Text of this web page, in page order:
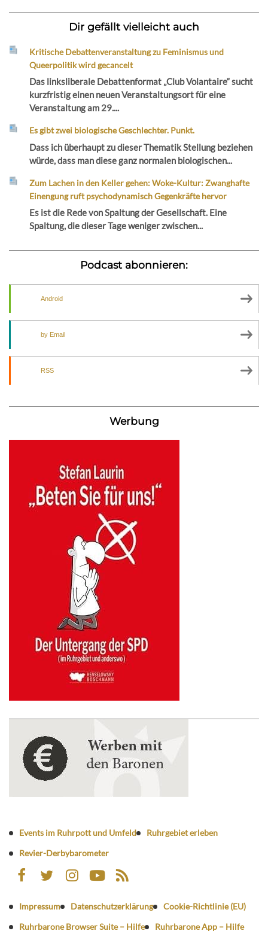
Dir gefällt vielleicht auch
Kritische Debattenveranstaltung zu Feminismus und
Queerpolitik wird gecancelt
Das linksliberale Debattenformat „Club Volantaire“ sucht
kurzfristig einen neuen Veranstaltungsort für eine
Veranstaltung am 29....
Es gibt zwei biologische Geschlechter. Punkt.
Dass ich überhaupt zu dieser Thematik Stellung beziehen
würde, dass man diese ganz normalen biologischen...
Zum Lachen in den Keller gehen: Woke-Kultur: Zwanghafte
Einengung ruft psychodynamisch Gegenkräfte hervor
Es ist die Rede von Spaltung der Gesellschaft. Eine
Spaltung, die dieser Tage weniger zwischen...
Podcast abonnieren:
Android
by Email
RSS
Werbung
Events im Ruhrpott und Umfeld
Ruhrgebiet erleben
Revier-Derbybarometer
Impressum Datenschutzerklärung
Cookie-Richtlinie (EU)
Ruhrbarone Browser Suite – Hilfe
Ruhrbarone App – Hilfe